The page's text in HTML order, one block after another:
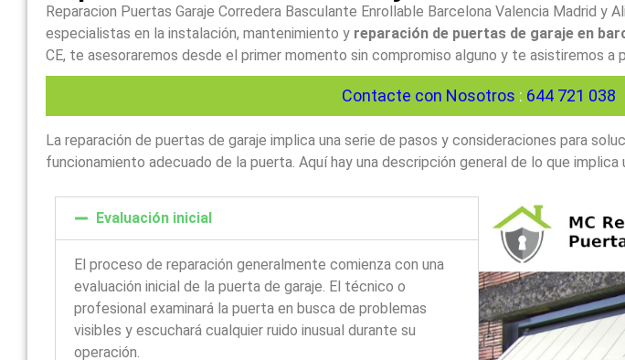
Reparacion Puertas Garaje Corredera Basculante Enrollable Barcelona Valencia Madrid y
especialistas en la instalación, mantenimiento y reparación de puertas de garaje en
CE, te asesoraremos desde el primer momento sin compromiso alguno y te asistiremos a
Contacte con Nosotros : 644 721 038
La reparación de puertas de garaje implica una serie de pasos y consideraciones para
funcionamiento adecuado de la puerta. Aquí hay una descripción general de lo que
Evaluación inicial
El proceso de reparación generalmente comienza con una
evaluación inicial de la puerta de garaje. El técnico o
profesional examinará la puerta en busca de problemas
visibles y escuchará cualquier ruido inusual durante su
operación.